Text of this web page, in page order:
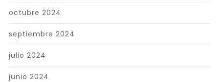
octubre 2024
septiembre 2024
julio 2024
junio 2024